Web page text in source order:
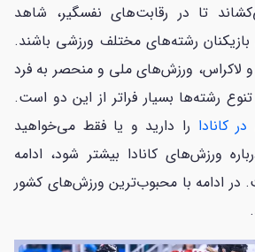
تا در رقابت‌های نفسگیر، شاهد
بازیکنان رشته‌های مختلف ورزشی باشند.
لاکراس، ورزش‌های ملی و منحصر به فرد
رشته‌ها بسیار فراتر از این دو است.
کانادا را دارید و یا فقط می‌خواهید
ورزش‌های کانادا بیشتر شود، ادامه
ادامه با محبوب‌ترین ورزش‌های کشور